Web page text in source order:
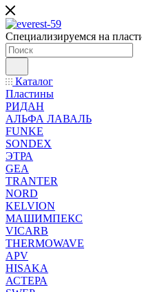
Специализируемся на
Каталог
Пластины
РИДАН
АЛЬФА ЛАВАЛЬ
FUNKE
SONDEX
ЭТРА
GEA
TRANTER
NORD
KELVION
МАШИМПЕКС
VICARB
THERMOWAVE
APV
HISAKA
АСТЕРА